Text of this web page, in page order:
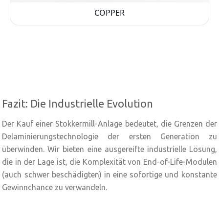
COPPER
Fazit: Die Industrielle Evolution
Der Kauf einer Stokkermill-Anlage bedeutet, die Grenzen der
Delaminierungstechnologie der ersten Generation zu
überwinden. Wir bieten eine ausgereifte industrielle Lösung,
die in der Lage ist, die Komplexität von End-of-Life-Modulen
(auch schwer beschädigten) in eine sofortige und konstante
Gewinnchance zu verwandeln.